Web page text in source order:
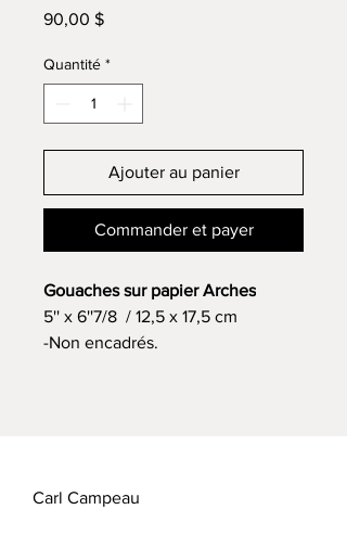
90,00 $Prix
Quantité *
Ajouter au panier
Commander et payer
Gouaches sur papier Arches
5'' x 6''7/8 / 12,5 x 17,5 cm
-Non encadrés.
Carl Campeau